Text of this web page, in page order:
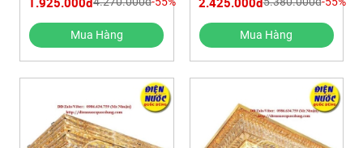
Mua Hàng Mua Hàng